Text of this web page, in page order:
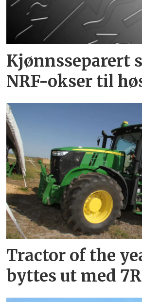
Kjønnsseparert
NRF-okser til
Tractor of the
byttes ut med 7R